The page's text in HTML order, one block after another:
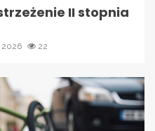
II stopnia
2026 22